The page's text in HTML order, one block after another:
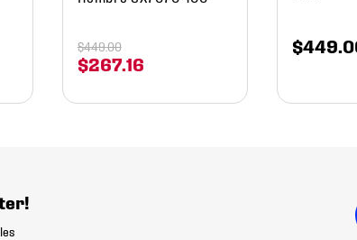
$267.16
$449.00 $449.